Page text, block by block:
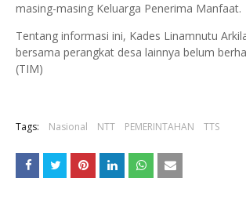
masing-masing Keluarga Penerima Manfaat.
Tentang informasi ini, Kades Linamnutu
bersama perangkat desa lainnya belum
(TIM)
Tags: Nasional NTT PEMERINTAHAN TTS